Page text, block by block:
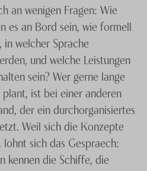
an wenigen Fragen: Wie
es an Bord sein, wie formell
welcher Sprache
und welche Leistungen
sein? Wer gerne lange
ist bei einer anderen
der ein durchorganisiertes
Weil sich die Konzepte
sich das Gespraech:
kennen die Schiffe, die